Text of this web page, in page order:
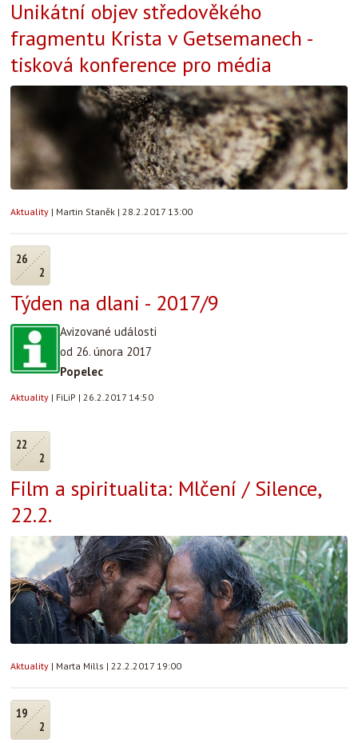
Unikátní objev středověkého
fragmentu Krista v Getsemanech -
tisková konference pro média
Aktuality | Martin Staněk | 28.2.2017 13:00
26
2
Týden na dlani - 2017/9
Avizované události
od 26. února 2017
Popelec
Aktuality | FiLiP | 26.2.2017 14:50
22
2
Film a spiritualita: Mlčení / Silence,
22.2.
Aktuality | Marta Mills | 22.2.2017 19:00
19
2